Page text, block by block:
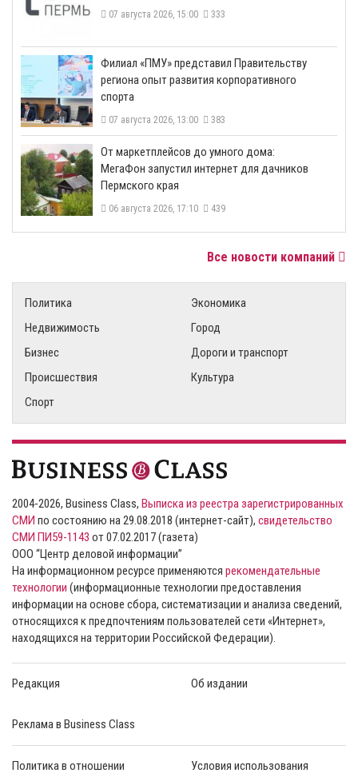
07 августа 2026, 15:00 333
​Филиал «ПМУ» представил Правительству
региона опыт развития корпоративного
спорта
07 августа 2026, 13:00 383
От маркетплейсов до умного дома:
МегаФон запустил интернет для дачников
Пермского края
06 августа 2026, 17:10 439
Все новости компаний
Политика
Экономика
Недвижимость
Город
Бизнес
Дороги и транспорт
Происшествия
Культура
Спорт
2004-2026, Business Class, Выписка из реестра зарегистрированных
СМИ по состоянию на 29.08.2018 (интернет-сайт), свидетельство
СМИ ПИ59-1143 от 07.02.2017 (газета)
ООО “Центр деловой информации”
На информационном ресурсе применяются рекомендательные
технологии (информационные технологии предоставления
информации на основе сбора, систематизации и анализа сведений,
относящихся к предпочтениям пользователей сети «Интернет»,
находящихся на территории Российской Федерации).
Редакция Об издании
Реклама в Business Class
Политика в отношении
Условия использования